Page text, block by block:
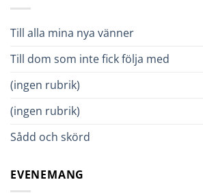
Till alla mina nya vänner
Till dom som inte fick följa med
(ingen rubrik)
(ingen rubrik)
Sådd och skörd
EVENEMANG